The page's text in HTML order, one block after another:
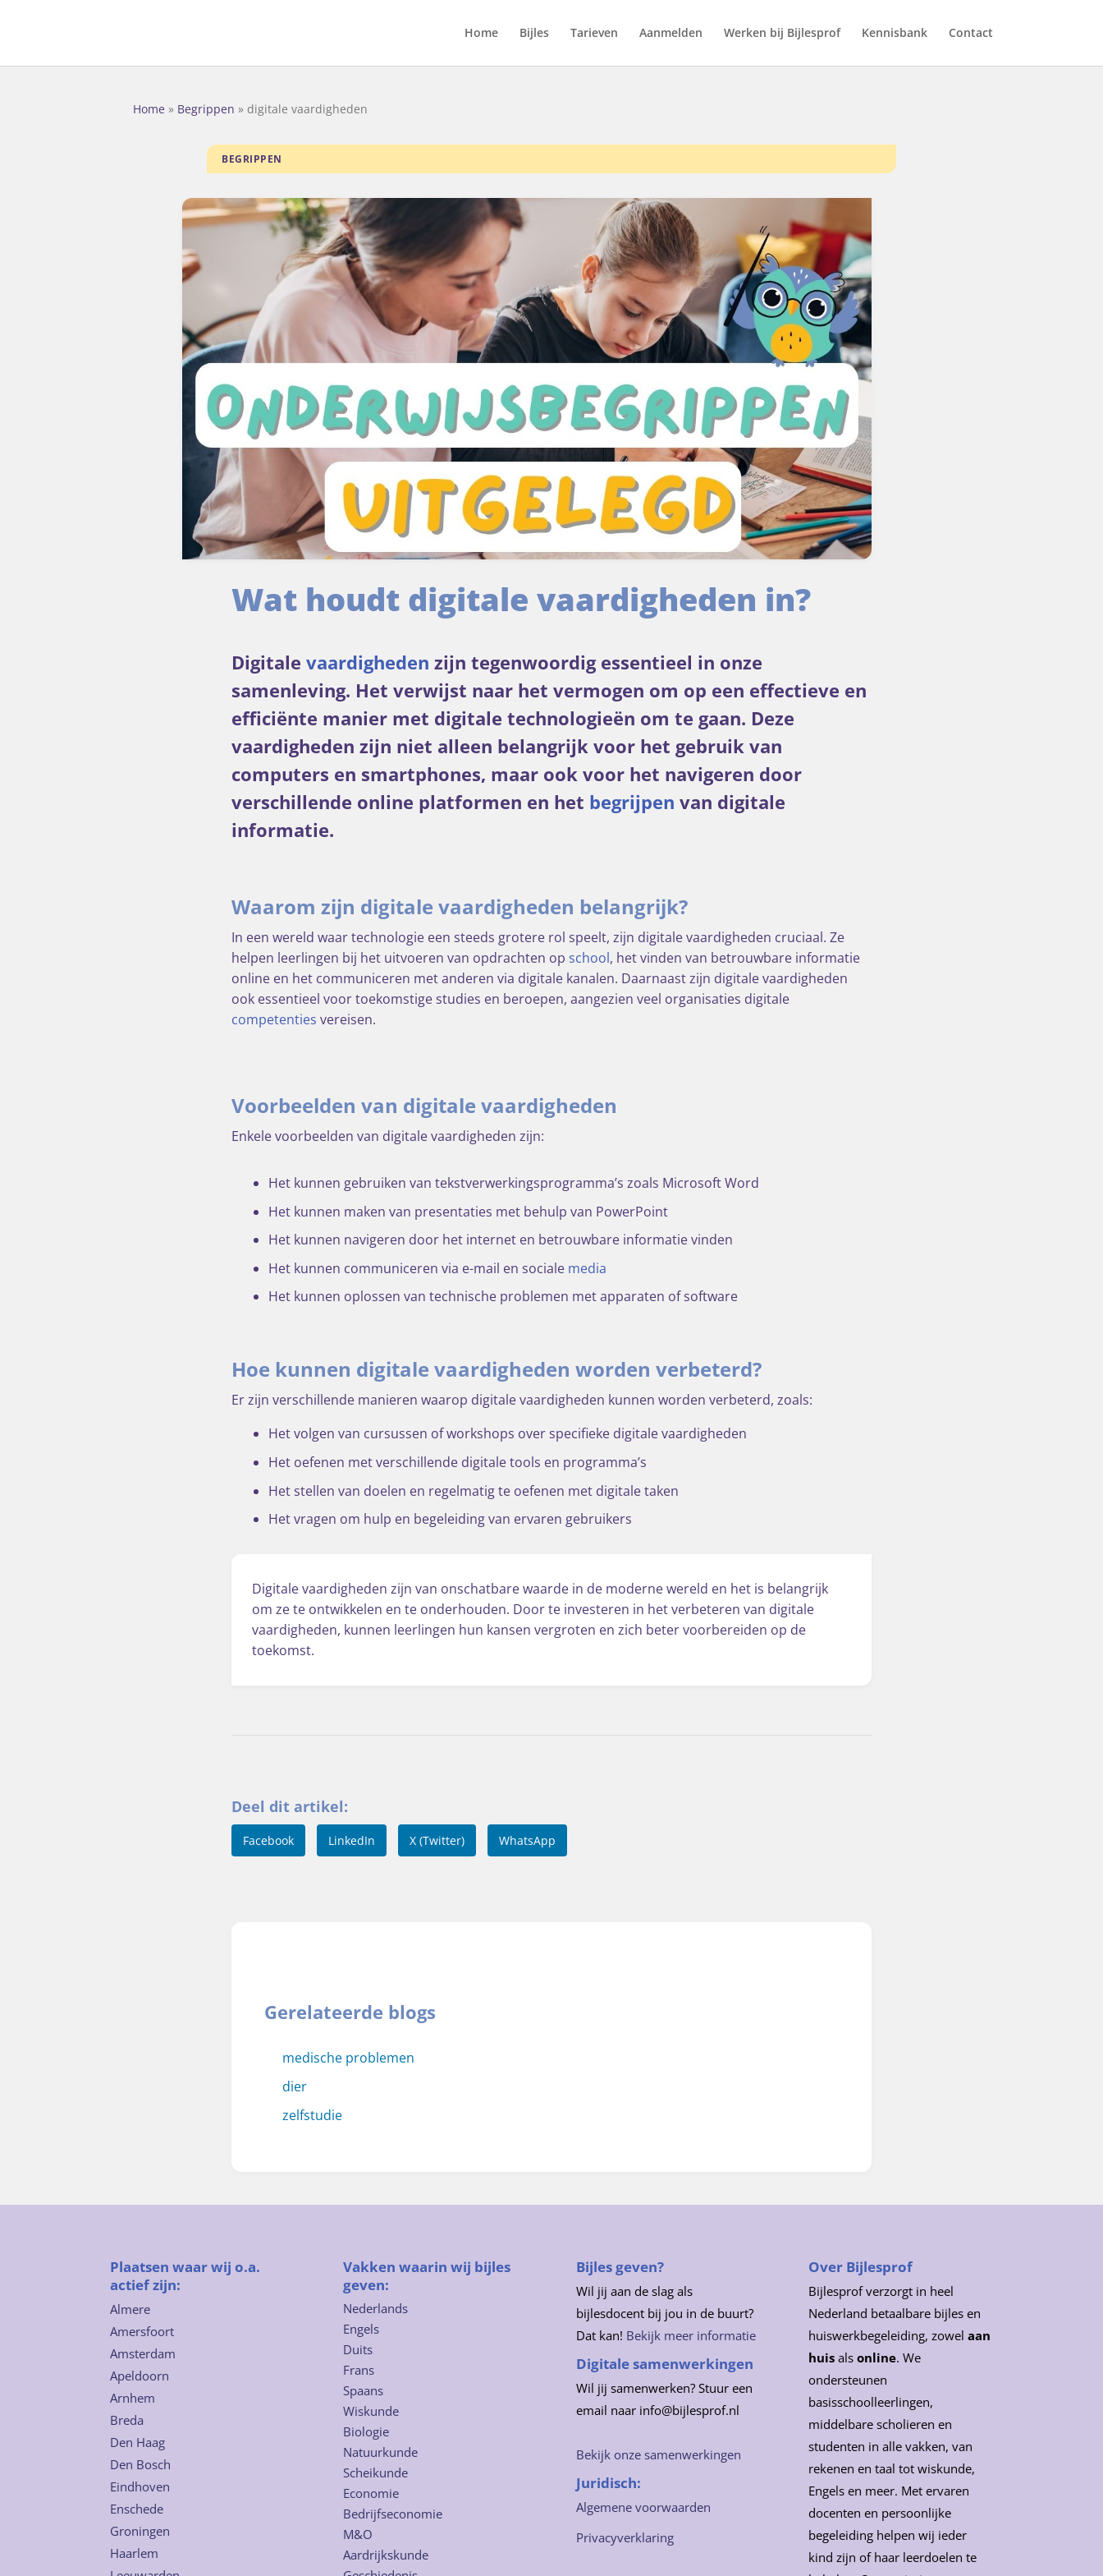
Home Bijles Tarieven Aanmelden Werken bij Bijlesprof Kennisbank Contact
Home » Begrippen » digitale vaardigheden
BEGRIPPEN
Wat houdt digitale vaardigheden in?
Digitale vaardigheden zijn tegenwoordig essentieel in onze
samenleving. Het verwijst naar het vermogen om op een effectieve en
efficiënte manier met digitale technologieën om te gaan. Deze
vaardigheden zijn niet alleen belangrijk voor het gebruik van
computers en smartphones, maar ook voor het navigeren door
verschillende online platformen en het begrijpen van digitale
informatie.
Waarom zijn digitale vaardigheden belangrijk?
In een wereld waar technologie een steeds grotere rol speelt, zijn digitale vaardigheden cruciaal. Ze
helpen leerlingen bij het uitvoeren van opdrachten op school, het vinden van betrouwbare informatie
online en het communiceren met anderen via digitale kanalen. Daarnaast zijn digitale vaardigheden
ook essentieel voor toekomstige studies en beroepen, aangezien veel organisaties digitale
competenties vereisen.
Voorbeelden van digitale vaardigheden
Enkele voorbeelden van digitale vaardigheden zijn:
Het kunnen gebruiken van tekstverwerkingsprogramma’s zoals Microsoft Word
Het kunnen maken van presentaties met behulp van PowerPoint
Het kunnen navigeren door het internet en betrouwbare informatie vinden
Het kunnen communiceren via e-mail en sociale media
Het kunnen oplossen van technische problemen met apparaten of software
Hoe kunnen digitale vaardigheden worden verbeterd?
Er zijn verschillende manieren waarop digitale vaardigheden kunnen worden verbeterd, zoals:
Het volgen van cursussen of workshops over specifieke digitale vaardigheden
Het oefenen met verschillende digitale tools en programma’s
Het stellen van doelen en regelmatig te oefenen met digitale taken
Het vragen om hulp en begeleiding van ervaren gebruikers
Digitale vaardigheden zijn van onschatbare waarde in de moderne wereld en het is belangrijk
om ze te ontwikkelen en te onderhouden. Door te investeren in het verbeteren van digitale
vaardigheden, kunnen leerlingen hun kansen vergroten en zich beter voorbereiden op de
toekomst.
Deel dit artikel:
Facebook LinkedIn X (Twitter) WhatsApp
Gerelateerde blogs
medische problemen
dier
zelfstudie
Plaatsen waar wij o.a.
actief zijn:
Almere
Amersfoort
Amsterdam
Apeldoorn
Arnhem
Breda
Den Haag
Den Bosch
Eindhoven
Enschede
Groningen
Haarlem
Vakken waarin wij bijles
geven:
Nederlands
Engels
Duits
Frans
Spaans
Wiskunde
Biologie
Natuurkunde
Scheikunde
Economie
Bedrijfseconomie
M&O
Aardrijkskunde
Bijles geven?
Wil jij aan de slag als
bijlesdocent bij jou in de buurt?
Dat kan! Bekijk meer informatie
Digitale samenwerkingen
Wil jij samenwerken? Stuur een
email naar info@bijlesprof.nl
Bekijk onze samenwerkingen
Juridisch:
Algemene voorwaarden
Privacyverklaring
Over Bijlesprof
Bijlesprof verzorgt in heel
Nederland betaalbare bijles en
huiswerkbegeleiding, zowelaan
huis alsonline. We
ondersteunen
basisschoolleerlingen,
middelbare scholieren en
studenten in alle vakken, van
rekenen en taal tot wiskunde,
Engels en meer. Met ervaren
docenten en persoonlijke
begeleiding helpen wij ieder
kind zijn of haar leerdoelen te